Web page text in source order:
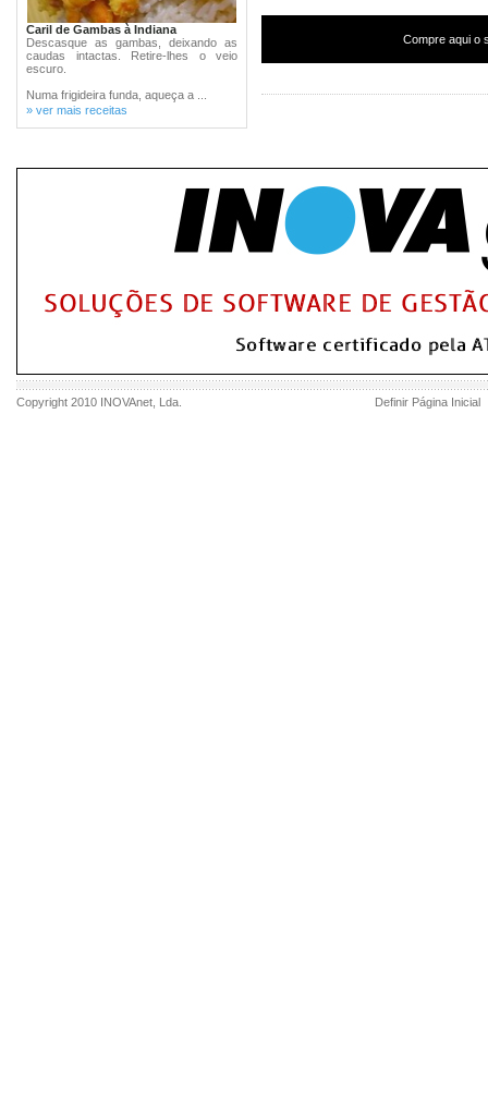
Caril de Gambas à Indiana
Descasque as gambas, deixando as
caudas intactas. Retire-lhes o veio
escuro.
Numa frigideira funda, aqueça a ...
» ver mais receitas
Compre aqui o
Copyright 2010 INOVAnet , Lda. Definir Página Inicial